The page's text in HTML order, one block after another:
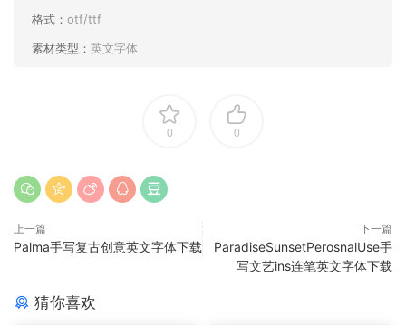
格式： otf/ttf
素材类型： 英文字体
0 0
上一篇
Palma手写复古创意英文字体下载
下一篇
ParadiseSunsetPerosnalUse手
写文艺ins连笔英文字体下载
猜你喜欢